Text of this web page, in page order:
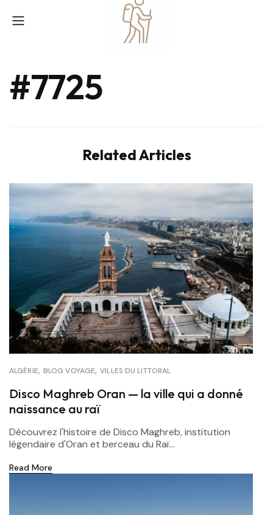
#7725
Related Articles
ALGÉRIE BLOG VOYAGE VILLES DU LITTORAL
Disco Maghreb Oran — la ville qui a donné
naissance au raï
Découvrez l'histoire de Disco Maghreb, institution
légendaire d'Oran et berceau du Raï...
Read More